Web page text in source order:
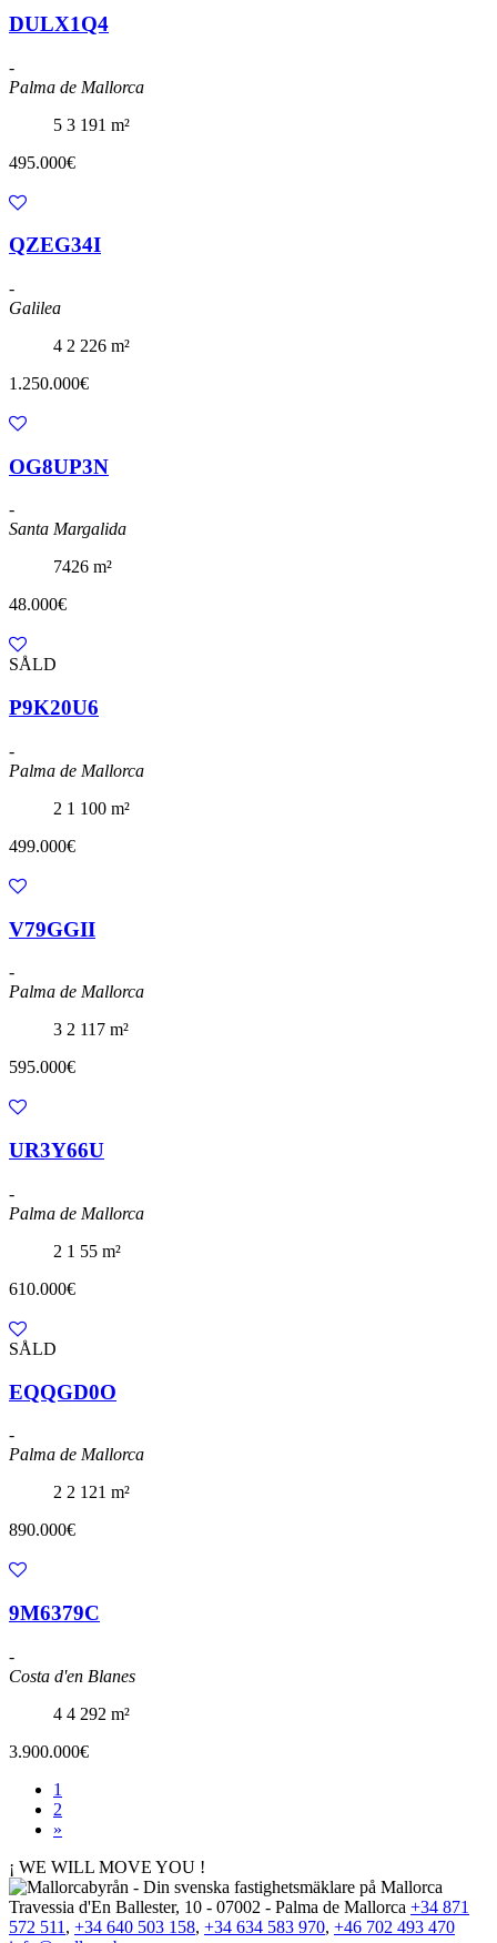
DULX1Q4
-
Palma de Mallorca
5 3 191 m²
495.000€
QZEG34I
-
Galilea
4 2 226 m²
1.250.000€
OG8UP3N
-
Santa Margalida
7426 m²
48.000€
SÅLD
P9K20U6
-
Palma de Mallorca
2 1 100 m²
499.000€
V79GGII
-
Palma de Mallorca
3 2 117 m²
595.000€
UR3Y66U
-
Palma de Mallorca
2 1 55 m²
610.000€
SÅLD
EQQGD0O
-
Palma de Mallorca
2 2 121 m²
890.000€
9M6379C
-
Costa d'en Blanes
4 4 292 m²
3.900.000€
1
2
»
¡ WE WILL MOVE YOU !
Travessia d'En Ballester, 10 - 07002 - Palma de Mallorca +34 871
572 511 , +34 640 503 158, +34 634 583 970, +46 702 493 470